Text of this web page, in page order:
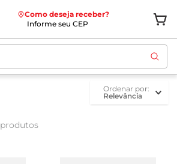
Como deseja receber?
Informe seu CEP
ordenar por
Relevância
produtos